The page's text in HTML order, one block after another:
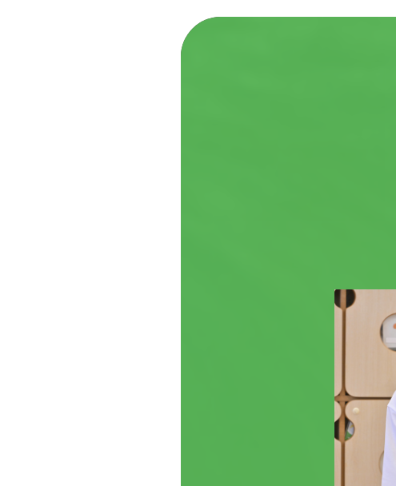
● 自治体・法人のみなさま
● 不動産事業者のみなさま